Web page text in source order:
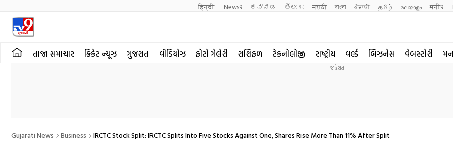
हिन्दी News9 ಕನ್ನಡ తెలుగు मराठी বাংলা ਪੰਜਾਬੀ தமிழ் മലയാളം मनी9
તાજા સમાચાર ક્રિકેટ ન્યૂઝ ગુજરાત વીડિયોઝ ફોટો ગેલેરી રાશિફળ ટેકનોલોજી રાષ્ટ્રીય વર્લ્ડ બિઝનેસ વેબસ્ટોરી
Gujarati News Business IRCTC Stock Split: IRCTC Splits Into Five Stocks Against One, Shares Rise More Than 11% After Split